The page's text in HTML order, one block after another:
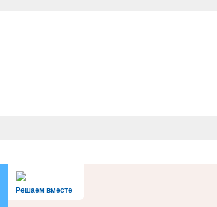
Решаем вместе